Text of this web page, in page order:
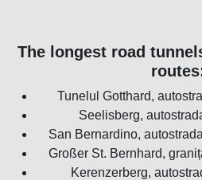
The longest road
Tunelul Gotthard,
Seelisberg,
San Bernardino,
Großer St. Bernhard,
Kerenzerberg,